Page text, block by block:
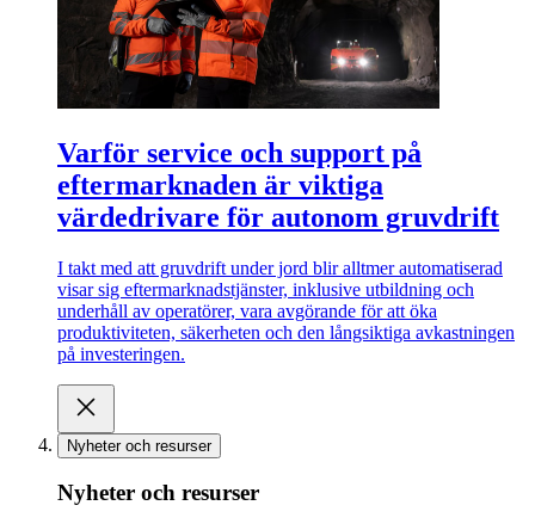
Varför service och support på
eftermarknaden är viktiga
värdedrivare för autonom gruvdrift
I takt med att gruvdrift under jord blir alltmer automatiserad
visar sig eftermarknadstjänster, inklusive utbildning och
underhåll av operatörer, vara avgörande för att öka
produktiviteten, säkerheten och den långsiktiga avkastningen
på investeringen.
Nyheter och resurser
Nyheter och resurser